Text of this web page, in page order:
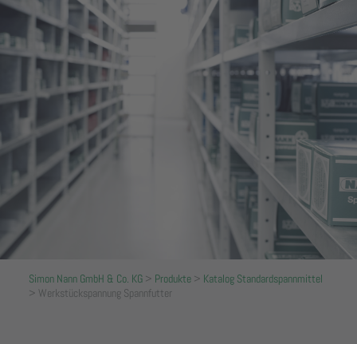
Simon Nann GmbH & Co. KG > Produkte > Katalog Standardspannmittel
> Werkstückspannung Spannfutter